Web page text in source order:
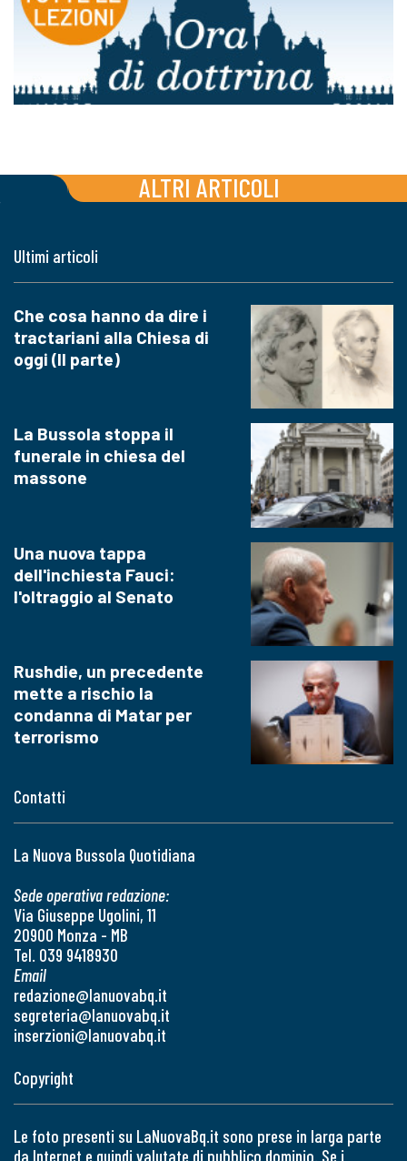
ALTRI ARTICOLI
Contatti
La Nuova Bussola Quotidiana
Sede operativa redazione:
Via Giuseppe Ugolini, 11
20900 Monza - MB
Tel. 039 9418930
Email
redazione@lanuovabq.it
segreteria@lanuovabq.it
inserzioni@lanuovabq.it
Ultimi articoli
Che cosa hanno da dire i
tractariani alla Chiesa di
oggi (II parte)
La Bussola stoppa il
funerale in chiesa del
massone
Una nuova tappa
dell'inchiesta Fauci:
l'oltraggio al Senato
Rushdie, un precedente
mette a rischio la
condanna di Matar per
terrorismo
Copyright
Le foto presenti su LaNuovaBq.it sono prese in larga parte
da Internet e quindi valutate di pubblico dominio. Se i